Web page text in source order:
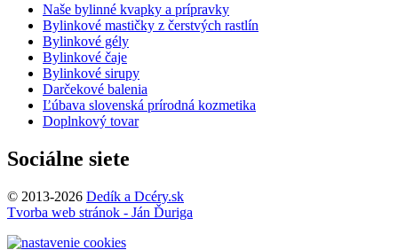
Naše bylinné kvapky a prípravky
Bylinkové mastičky z čerstvých rastlín
Bylinkové gély
Bylinkové čaje
Bylinkové sirupy
Darčekové balenia
Ľúbava slovenská prírodná kozmetika
Doplnkový tovar
Sociálne siete
© 2013-2026 Dedík a Dcéry.sk
Tvorba web stránok - Ján Ďuriga